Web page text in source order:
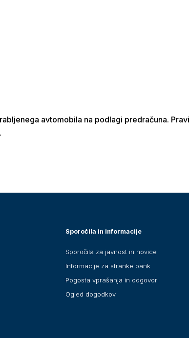
avtomobila na podlagi predračuna.
Sporočila in informacije
Sporočila za javnost in novice
Informacije za stranke bank
Pogosta vprašanja in odgovori
Ogled dogodkov